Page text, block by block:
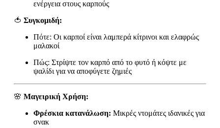
ενέργεια στους καρπούς
🍅 Συγκομιδή:
Πότε: Οι καρποί είναι λαμπερά κίτρινοι και ελαφρώς
μαλακοί
Πώς: Στρίψτε τον καρπό από το φυτό ή κόψτε με
ψαλίδι για να αποφύγετε ζημιές
🌸 Μαγειρική Χρήση:
Φρέσκια κατανάλωση: Μικρές ντομάτες ιδανικές για
σνακ